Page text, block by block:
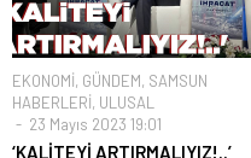
EKONOMİ, GÜNDEM, SAMSUN
HABERLERİ, ULUSAL
23 Mayıs 2023 19:01
‘KALİTEYİ ARTIRMALIYIZ!..’